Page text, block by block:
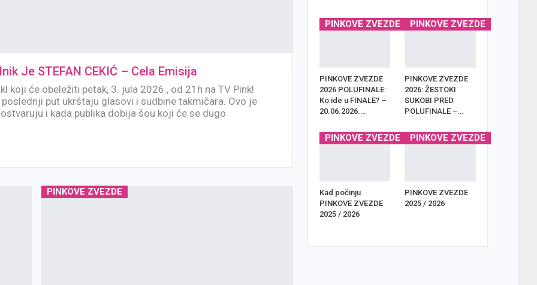
Je STEFAN CEKIĆ – Cela Emisija
koji će obeležiti petak, 3. jula 2026., od 21h na TV Pink!
put ukrštaju glasovi i sudbine takmičara. Ovo je
i kada publika dobija šou koji će se dugo
PINKOVE ZVEZDE
PINKOVE ZVEZDE
PINKOVE ZVEZDE
2026 POLUFINALE:
Ko ide u FINALE? –
20.06.2026.…
PINKOVE ZVEZDE
PINKOVE ZVEZDE
2026: ŽESTOKI
SUKOBI PRED
POLUFINALE –…
PINKOVE ZVEZDE
Kad počinju
PINKOVE ZVEZDE
2025 / 2026
PINKOVE ZVEZDE
PINKOVE ZVEZDE
2025 / 2026